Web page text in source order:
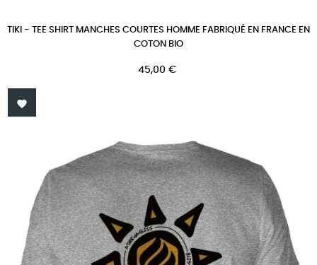
TIKI - TEE SHIRT MANCHES COURTES HOMME FABRIQUÉ EN FRANCE EN
COTON BIO
Prix
45,00 €
